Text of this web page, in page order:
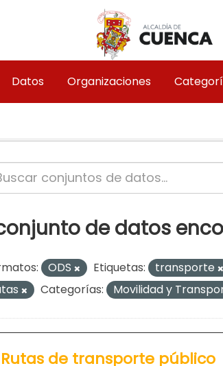
Datos Organizaciones
de datos
ODS Etiquetas: transporte
Categorías: Movilidad y
Rutas de transporte público